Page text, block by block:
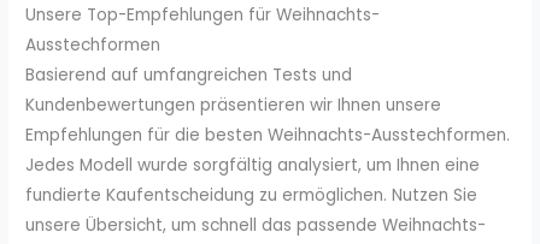
Unsere Top-Empfehlungen für Weihnachts-
Ausstechformen
Basierend auf umfangreichen Tests und
Kundenbewertungen präsentieren wir Ihnen unsere
Empfehlungen für die besten Weihnachts-Ausstechformen.
Jedes Modell wurde sorgfältig analysiert, um Ihnen eine
fundierte Kaufentscheidung zu ermöglichen. Nutzen Sie
unsere Übersicht, um schnell das passende Weihnachts-